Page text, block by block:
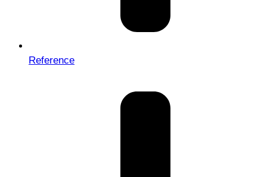
Reference